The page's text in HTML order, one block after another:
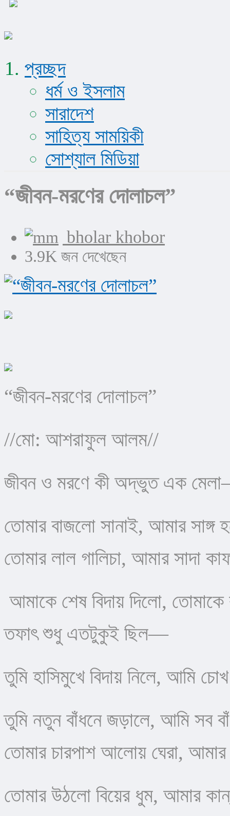
প্রচ্ছদ
ধর্ম ও ইসলাম
সারাদেশ
সাহিত্য সাময়িকী
সোশ্যাল মিডিয়া
“জীবন-মরণের দোলাচল”
bholar khobor
3.9K জন দেখেছেন
“জীবন-মরণের দোলাচল”
//মো: আশরাফুল আলম//
​জীবন ও মরণে কী অদ্ভুত এক
তোমার বাজলো সানাই, আমার সাঙ্গ
তোমার লাল গালিচা, আমার সাদা
আমাকে শেষ বিদায় দিলো,
​তফাৎ শুধু এতটুকুই ছিল—
তুমি হাসিমুখে বিদায় নিলে, আমি
তুমি নতুন বাঁধনে জড়ালে, আমি সব
​তোমার চারপাশ আলোয় ঘেরা,
তোমার উঠলো বিয়ের ধুম, আমার